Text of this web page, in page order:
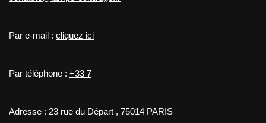
Par e-mail : cliquez ici
Par téléphone : +33 7
Adresse : 23 rue du Départ , 75014 PARIS